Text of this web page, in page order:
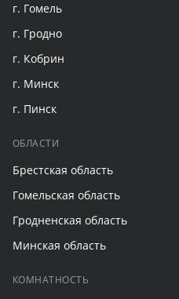
г. Гомель
г. Гродно
г. Кобрин
г. Минск
г. Пинск
ОБЛАСТИ
Брестская область
Гомельская область
Гродненская область
Минская область
КОМНАТНОСТЬ